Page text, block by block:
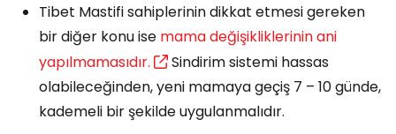
Tibet Mastifi sahiplerinin dikkat etmesi gereken
bir diğer konu ise mama değişikliklerinin ani
yapılmamasıdır.
Sindirim sistemi hassas
olabileceğinden, yeni mamaya geçiş 7 – 10 günde,
kademeli bir şekilde uygulanmalıdır.